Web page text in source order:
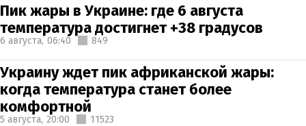
Пик жары в Украине: где 6 августа
температура достигнет +38 градусов
6 августа, 06:40 849
Украину ждет пик африканской жары:
когда температура станет более
комфортной
5 августа, 20:00 11523